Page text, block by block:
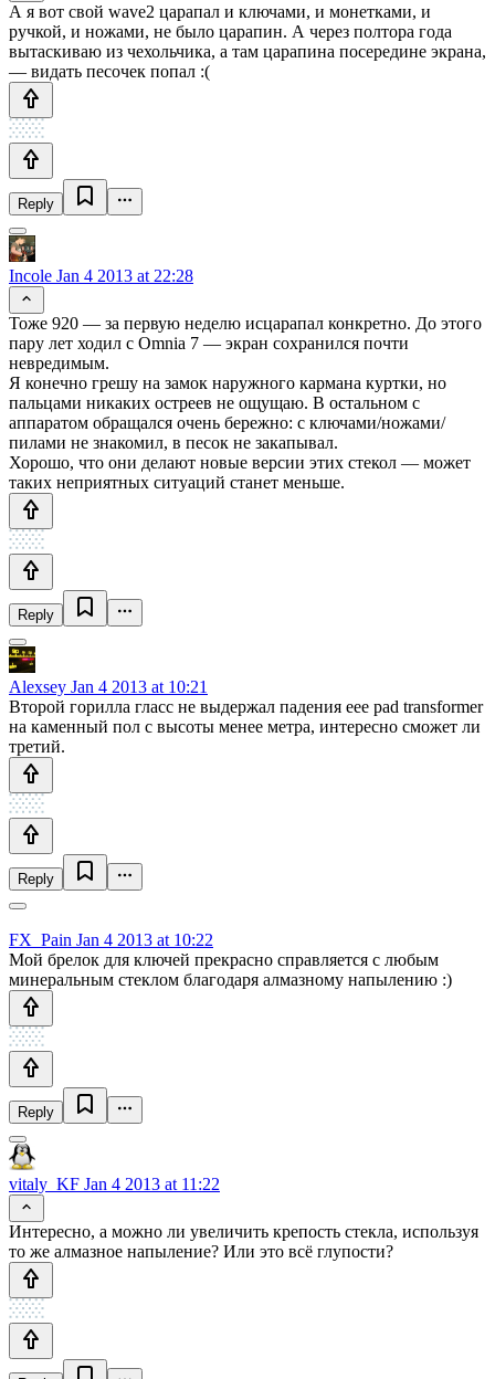
А я вот свой wave2 царапал и ключами, и монетками, и
ручкой, и ножами, не было царапин. А через полтора года
вытаскиваю из чехольчика, а там царапина посередине экрана,
— видать песочек попал :(
Reply
Incole Jan 4 2013 at 22:28
Тоже 920 — за первую неделю исцарапал конкретно. До этого
пару лет ходил с Omnia 7 — экран сохранился почти
невредимым.
Я конечно грешу на замок наружного кармана куртки, но
пальцами никаких остреев не ощущаю. В остальном с
аппаратом обращался очень бережно: с ключами/ножами/
пилами не знакомил, в песок не закапывал.
Хорошо, что они делают новые версии этих стекол — может
таких неприятных ситуаций станет меньше.
Reply
Alexsey Jan 4 2013 at 10:21
Второй горилла гласс не выдержал падения eee pad transformer
на каменный пол с высоты менее метра, интересно сможет ли
третий.
Reply
FX_Pain Jan 4 2013 at 10:22
Мой брелок для ключей прекрасно справляется с любым
минеральным стеклом благодаря алмазному напылению :)
Reply
vitaly_KF Jan 4 2013 at 11:22
Интересно, а можно ли увеличить крепость стекла, используя
то же алмазное напыление? Или это всё глупости?